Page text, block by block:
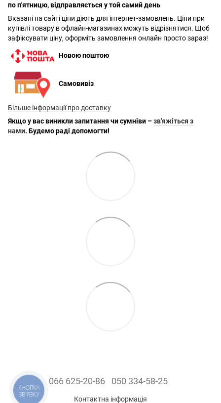
по п'ятницю, відправляється у той самий день
Вказані на сайті ціни діють для інтернет-замовлень. Ціни при
купівлі товару в офлайн-магазинах можуть відрізнятися. Щоб
зафіксувати ціну, оформіть замовлення онлайн просто зараз!
Новою поштою
Самовивіз
Більше інформації про доставку
Якщо у вас виникли запитання чи сумніви –зв'яжіться з
нами. Будемо раді допомогти!
066 625-20-86 050 334-58-25
Контактна інформація
КНОПКА
ЗВ'ЯЗКУ